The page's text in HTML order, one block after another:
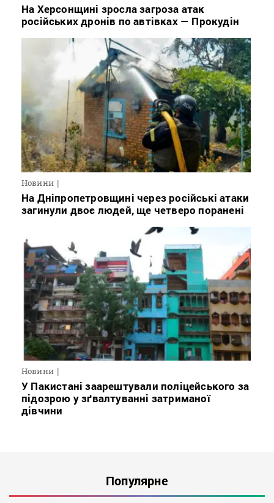
На Херсонщині зросла загроза атак
російських дронів по автівках — Прокудін
Новини
На Дніпропетровщині через російські атаки
загинули двоє людей, ще четверо поранені
Новини
У Пакистані заарештували поліцейського за
підозрою у зґвалтуванні затриманої
дівчини
Популярне